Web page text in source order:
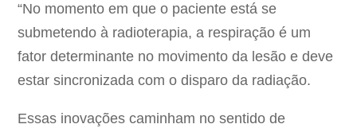
“No momento em que o paciente está se
submetendo à radioterapia, a respiração é um
fator determinante no movimento da lesão e deve
estar sincronizada com o disparo da radiação.
Essas inovações caminham no sentido de